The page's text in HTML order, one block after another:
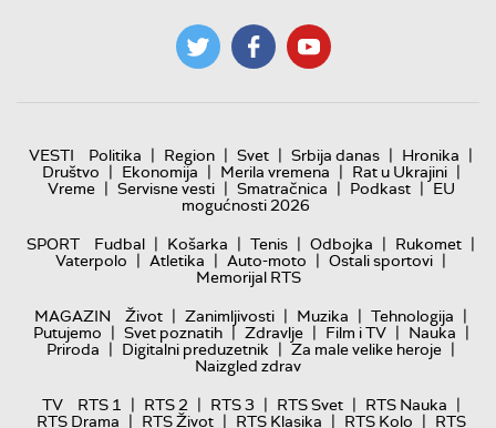
VESTI Politika | Region | Svet | Srbija danas | Hronika |
Društvo | Ekonomija | Merila vremena | Rat u Ukrajini |
Vreme | Servisne vesti | Smatračnica | Podkast | EU
mogućnosti 2026
SPORT
Fudbal | Košarka | Tenis | Odbojka | Rukomet |
Vaterpolo | Atletika | Auto-moto | Ostali sportovi |
Memorijal RTS
MAGAZIN
Život | Zanimljivosti | Muzika | Tehnologija |
Putujemo | Svet poznatih | Zdravlje | Film i TV | Nauka |
Priroda | Digitalni preduzetnik | Za male velike heroje |
Naizgled zdrav
TV
RTS 1 | RTS 2 | RTS 3 | RTS Svet | RTS Nauka |
RTS Drama | RTS Život | RTS Klasika | RTS Kolo | RTS